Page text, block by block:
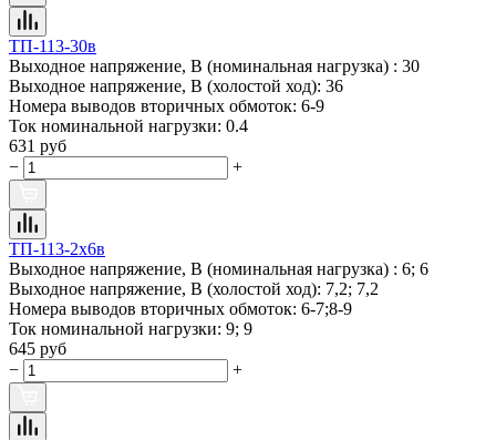
ТП-113-30в
Выходное напряжение, В (номинальная нагрузка) : 30
Выходное напряжение, В (холостой ход): 36
Номера выводов вторичных обмоток: 6-9
Ток номинальной нагрузки: 0.4
631 руб
−
+
ТП-113-2х6в
Выходное напряжение, В (номинальная нагрузка) : 6; 6
Выходное напряжение, В (холостой ход): 7,2; 7,2
Номера выводов вторичных обмоток: 6-7;8-9
Ток номинальной нагрузки: 9; 9
645 руб
−
+